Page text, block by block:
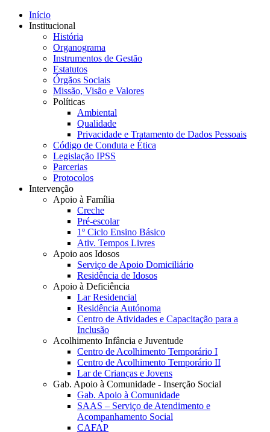
Início
Institucional
História
Organograma
Instrumentos de Gestão
Estatutos
Órgãos Sociais
Missão, Visão e Valores
Políticas
Ambiental
Qualidade
Privacidade e Tratamento de Dados Pessoais
Código de Conduta e Ética
Legislação IPSS
Parcerias
Protocolos
Intervenção
Apoio à Família
Creche
Pré-escolar
1º Ciclo Ensino Básico
Ativ. Tempos Livres
Apoio aos Idosos
Serviço de Apoio Domiciliário
Residência de Idosos
Apoio à Deficiência
Lar Residencial
Residência Autónoma
Centro de Atividades e Capacitação para a
Inclusão
Acolhimento Infância e Juventude
Centro de Acolhimento Temporário I
Centro de Acolhimento Temporário II
Lar de Crianças e Jovens
Gab. Apoio à Comunidade - Inserção Social
Gab. Apoio à Comunidade
SAAS – Serviço de Atendimento e
Acompanhamento Social
CAFAP